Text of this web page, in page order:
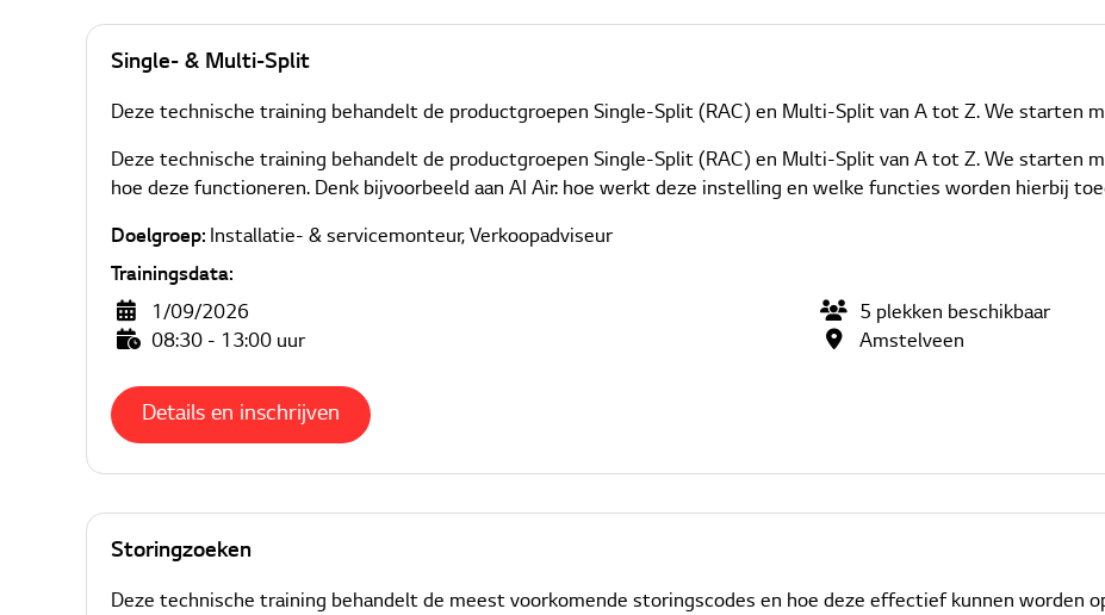
Single- & Multi-Split
Deze technische training behandelt de productgroepen Single-Split (RAC) en Multi-Split van A tot Z. We starten
Deze technische training behandelt de productgroepen Single-Split (RAC) en Multi-Split van A tot Z. We starten
hoe deze functioneren. Denk bijvoorbeeld aan AI Air: hoe werkt deze instelling en welke functies worden hierbij
Doelgroep: Installatie- & servicemonteur, Verkoopadviseur
Trainingsdata:
1/09/2026
08:30 - 13:00 uur
5 plekken beschikbaar
Amstelveen
Details en inschrijven
Storingzoeken
Deze technische training behandelt de meest voorkomende storingscodes en hoe deze effectief kunnen worden